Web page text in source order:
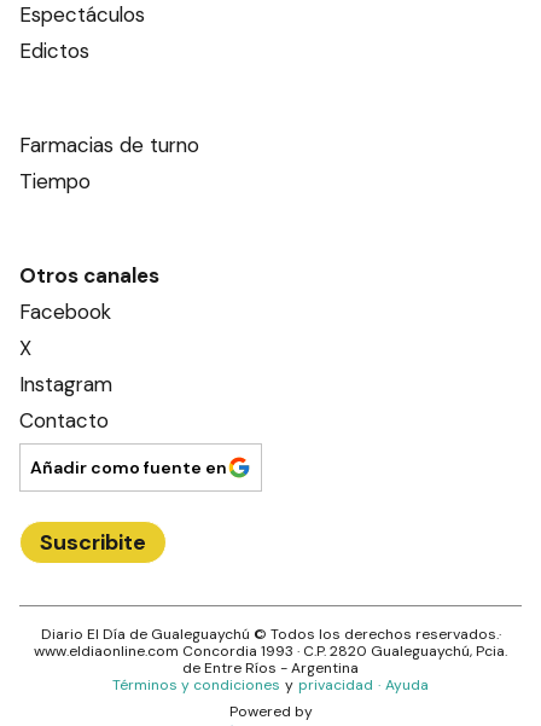
Espectáculos
Edictos
Farmacias de turno
Tiempo
Otros canales
Facebook
X
Instagram
Contacto
Añadir como fuente en
Suscribite
Diario El Día de Gualeguaychú © Todos los derechos reservados.·
www.eldiaonline.com Concordia 1993 · C.P.2820 Gualeguaychú, Pcia.
deEntre Ríos - Argentina
Términos y condiciones y privacidad · Ayuda
Powered by